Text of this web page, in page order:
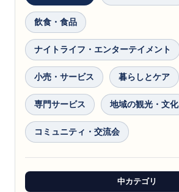
飲食・食品
ナイトライフ・エンターテイメント
小売・サービス 暮らしとケア
専門サービス 地域の観光・文化
コミュニティ・交流会
中カテゴリ